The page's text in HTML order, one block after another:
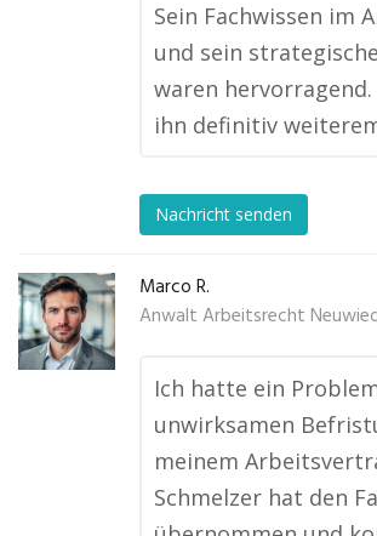
Sein Fachwissen im
und sein
waren
ihn definitiv
Nachricht senden
Marco R.
Anwalt Arbeitsrecht
Ich hatte ein
unwirksamen
meinem
Schmelzer hat den